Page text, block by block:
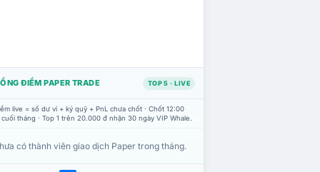
ĐIỂM PAPER TRADE TOP 5 · LIVE
live = số dư ví + ký quỹ + PnL chưa chốt · Chốt 12:00
tháng · Top 1 trên 20.000 đ nhận 30 ngày VIP Whale.
có thành viên giao dịch Paper trong tháng.